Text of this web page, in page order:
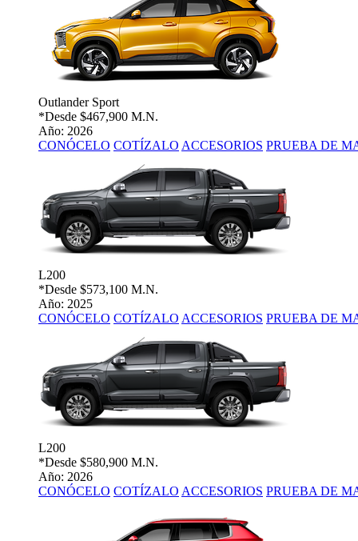
Outlander Sport
*Desde $467,900 M.N.
Año: 2026
CONÓCELO COTÍZALO ACCESORIOS PRUEBA DE
L200
*Desde $573,100 M.N.
Año: 2025
CONÓCELO COTÍZALO ACCESORIOS PRUEBA DE
L200
*Desde $580,900 M.N.
Año: 2026
CONÓCELO COTÍZALO ACCESORIOS PRUEBA DE